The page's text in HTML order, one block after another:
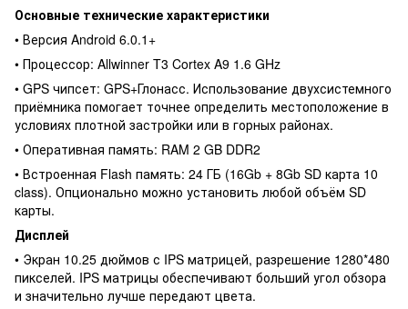
Основные технические характеристики
• Версия Android 6.0.1+
• Процессор: Allwinner T3 Cortex A9 1.6 GHz
• GPS чипсет: GPS+Глонасс. Использование двухсистемного
приёмника помогает точнее определить местоположение в
условиях плотной застройки или в горных районах.
• Оперативная память: RAM 2 GB DDR2
• Встроенная Flash память: 24 ГБ (16Gb + 8Gb SD карта 10
class). Опционально можно установить любой объём SD
карты.
Дисплей
• Экран 10.25 дюймов с IPS матрицей, разрешение 1280*480
пикселей. IPS матрицы обеспечивают больший угол обзора
и значительно лучше передают цвета.